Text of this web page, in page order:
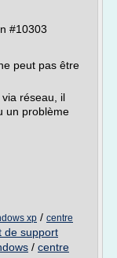
#10303
peut pas être
réseau, il
un problème
xp / centre
de support
/ centre